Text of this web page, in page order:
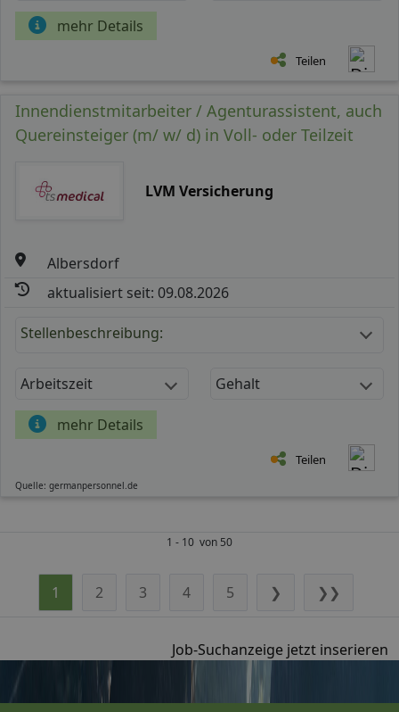
mehr Details
Teilen
Innendienstmitarbeiter / Agenturassistent, auch
Quereinsteiger (m/ w/ d) in Voll- oder Teilzeit
LVM Versicherung
Albersdorf
aktualisiert seit: 09.08.2026
Stellenbeschreibung:
Arbeitszeit Gehalt
mehr Details
Teilen
Quelle: germanpersonnel.de
1 - 10 von 50
1 2 3 4 5 ❯ ❯❯
Job-Suchanzeige jetzt inserieren